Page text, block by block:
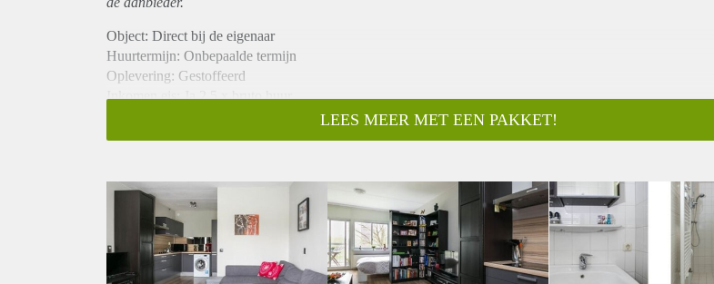
Object: Direct bij de eigenaar
Huurtermijn: Onbepaalde termijn
Oplevering: Gestoffeerd
Inkomen eis: Ja 2,5 x bruto huur
Borg: 1 maand
Gedeelde keuken: Nee
Gedeelde Douche: Nee
Gedeelde woonkamer: Nee
Huisgenoten: Nee
Geslacht huisgenoten: N.v.t.
LEES MEER MET EEN PAKKET!